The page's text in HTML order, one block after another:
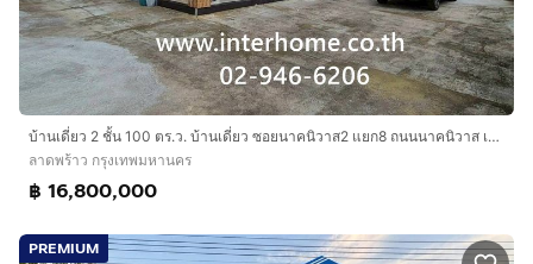
บ้านเดี่ยว 2 ชั้น 100 ตร.ว. บ้านเดี่ยว ซอยนาคนิวาส2 แยก8 ถนนนาคนิวาส เขตลาดพร้าว กรุงเทพมหานคร
ลาดพร้าว กรุงเทพมหานคร
฿ 16,800,000
PREMIUM